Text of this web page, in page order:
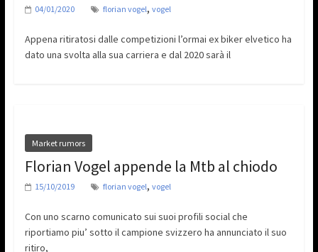
04/01/2020 florian vogel, vogel
Appena ritiratosi dalle competizioni l’ormai ex biker elvetico ha
dato una svolta alla sua carriera e dal 2020 sarà il
Market rumors
Florian Vogel appende la Mtb al chiodo
15/10/2019 florian vogel, vogel
Con uno scarno comunicato sui suoi profili social che
riportiamo piu’ sotto il campione svizzero ha annunciato il suo
ritiro,